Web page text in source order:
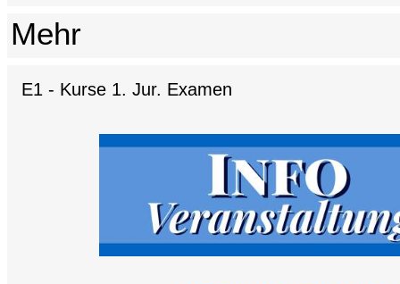
Mehr
E1 - Kurse 1. Jur. Examen